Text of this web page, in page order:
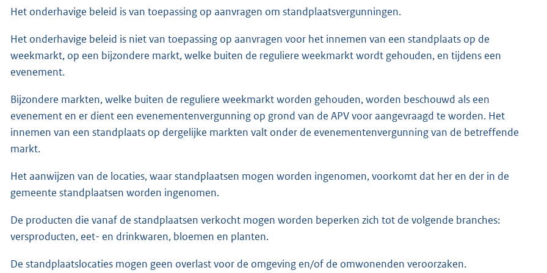
Het onderhavige beleid is van toepassing op aanvragen om standplaatsvergunningen.
Het onderhavige beleid is niet van toepassing op aanvragen voor het innemen van een standplaats op de
weekmarkt, op een bijzondere markt, welke buiten de reguliere weekmarkt wordt gehouden, en tijdens een
evenement.
Bijzondere markten, welke buiten de reguliere weekmarkt worden gehouden, worden beschouwd als een
evenement en er dient een evenementenvergunning op grond van de APV voor aangevraagd te worden. Het
innemen van een standplaats op dergelijke markten valt onder de evenementenvergunning van de betreffende
markt.
Het aanwijzen van de locaties, waar standplaatsen mogen worden ingenomen, voorkomt dat her en der in de
gemeente standplaatsen worden ingenomen.
De producten die vanaf de standplaatsen verkocht mogen worden beperken zich tot de volgende branches:
versproducten, eet- en drinkwaren, bloemen en planten.
De standplaatslocaties mogen geen overlast voor de omgeving en/of de omwonenden veroorzaken.